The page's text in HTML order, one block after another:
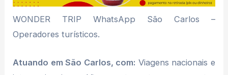
WONDER TRIP WhatsApp São Carlos –
Operadores turísticos.
Atuando em São Carlos, com: Viagens nacionais e